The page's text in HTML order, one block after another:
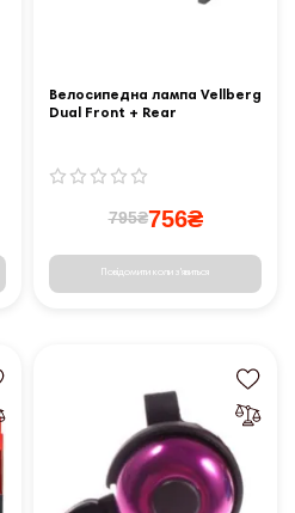
Велосипедна лампа Vellberg
Dual Front + Rear
795₴756₴
Повідомити коли з'явиться